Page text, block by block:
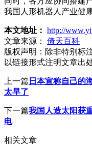
我国人形机器人产业健
本文地址： http://
文章来源：
倚天百科
版权声明： 除非特别标
以链接形式注明文章出处
上一篇 日本宣称自己的
太早了
下一篇我国人造太阳获
电
相关文章